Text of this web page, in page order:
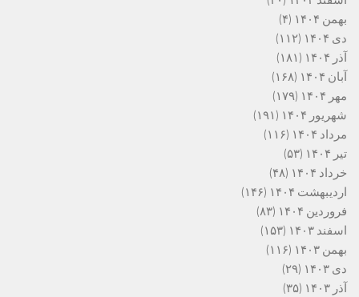
بهمن ۱۴۰۴
(۴)
دی ۱۴۰۴
(۱۱۲)
آذر ۱۴۰۴
(۱۸۱)
آبان ۱۴۰۴
(۱۶۸)
مهر ۱۴۰۴
(۱۷۹)
شهریور ۱۴۰۴
(۱۹۱)
مرداد ۱۴۰۴
(۱۱۶)
تیر ۱۴۰۴
(۵۳)
خرداد ۱۴۰۴
(۴۸)
اردیبهشت ۱۴۰۴
(۱۴۶)
فروردین ۱۴۰۴
(۸۳)
اسفند ۱۴۰۳
(۱۵۳)
بهمن ۱۴۰۳
(۱۱۶)
دی ۱۴۰۳
(۲۹)
آذر ۱۴۰۳
(۳۵)